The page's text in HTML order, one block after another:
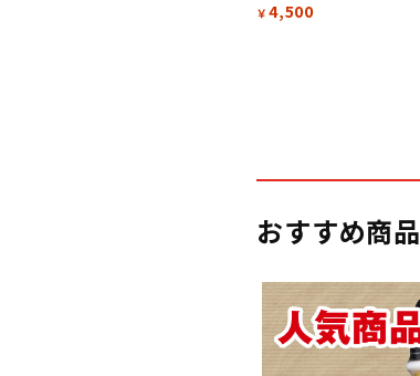
￥ 4,500
おすすめ商品